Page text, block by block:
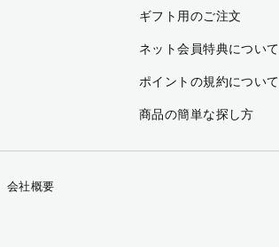
ギフト用のご注文
ネット会員特典について
ポイントの規約について
商品の簡単な探し方
会社概要